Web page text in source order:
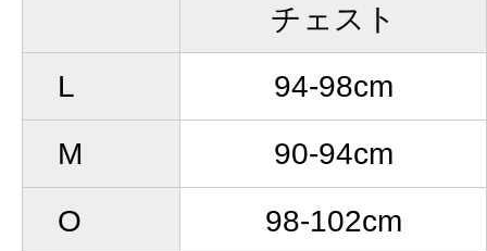
チェスト
L
94-98cm
M
90-94cm
O
98-102cm